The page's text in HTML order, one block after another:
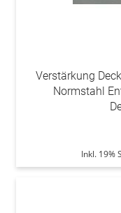
Verstärkung
Normstahl
Inkl. 19%